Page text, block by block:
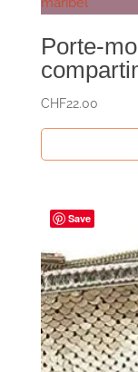
Porte-
CHF22.00
Save